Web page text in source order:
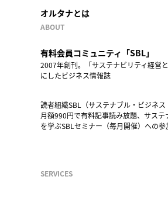
オルタナとは
ABOUT
有料会員コミュニティ「SBL」
2007年創刊。「サステナビリティ経営
にしたビジネス情報誌
読者組織SBL（サステナブル・ビジネス
月額990円で有料記事読み放題、サステ
を学ぶSBLセミナー（毎月開催）への
SERVICES